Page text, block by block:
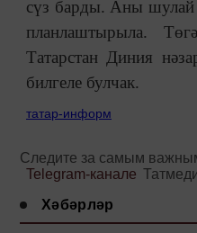
сүз барды. Аны
планлаштырыла.
Татарстан Диния
билгеле булчак.
татар-информ
Следите за самым
Telegram-канале
Хәбәрләр